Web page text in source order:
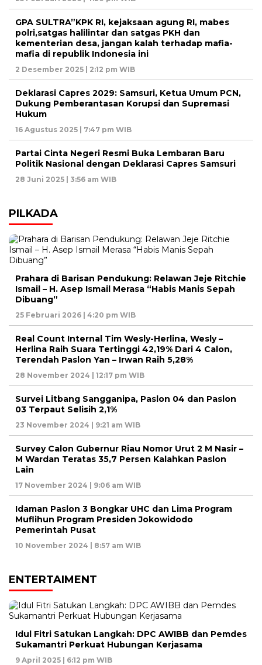
GPA SULTRA”KPK RI, kejaksaan agung RI, mabes
polri,satgas halilintar dan satgas PKH dan
kementerian desa, jangan kalah terhadap mafia-
mafia di republik Indonesia ini
2 Desember 2025 | 2:12 pm WIB
Deklarasi Capres 2029: Samsuri, Ketua Umum PCN,
Dukung Pemberantasan Korupsi dan Supremasi
Hukum
16 Agustus 2025 | 7:47 pm WIB
Partai Cinta Negeri Resmi Buka Lembaran Baru
Politik Nasional dengan Deklarasi Capres Samsuri
28 Juni 2025 | 3:56 am WIB
PILKADA
Prahara di Barisan Pendukung: Relawan Jeje Ritchie
Ismail – H. Asep Ismail Merasa “Habis Manis Sepah
Dibuang”
25 Februari 2026 | 4:20 pm WIB
Real Count Internal Tim Wesly-Herlina, Wesly –
Herlina Raih Suara Tertinggi 42,19% Dari 4 Calon,
Terendah Paslon Yan – Irwan Raih 5,28%
28 November 2024 | 12:17 pm WIB
Survei Litbang Sangganipa, Paslon 04 dan Paslon
03 Terpaut Selisih 2,1%
23 November 2024 | 9:21 am WIB
Survey Calon Gubernur Riau Nomor Urut 2 M Nasir –
M Wardan Teratas 35,7 Persen Kalahkan Paslon
Lain
17 November 2024 | 9:06 am WIB
Idaman Paslon 3 Bongkar UHC dan Lima Program
Muflihun Program Presiden Jokowidodo
Pemerintah Pusat
10 November 2024 | 8:57 am WIB
ENTERTAIMENT
Idul Fitri Satukan Langkah: DPC AWIBB dan Pemdes
Sukamantri Perkuat Hubungan Kerjasama
9 April 2025 | 6:12 pm WIB